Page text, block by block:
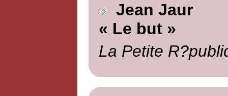
Jean Jaur
« Le but »
La Petite